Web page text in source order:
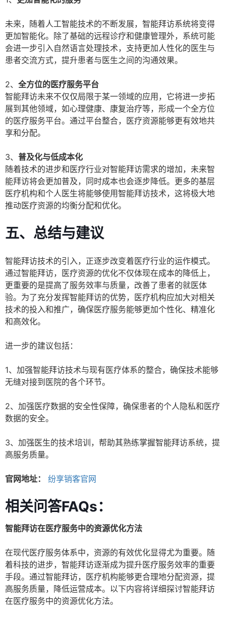
未来，随着人工智能技术的不断发展，智能拜访系统将变得
更加智能化。除了基础的远程诊疗和健康管理外，系统可能
会进一步引入自然语言处理技术，支持更加人性化的医生与
患者交流方式，提升患者与医生之间的沟通效果。
2、 全方位的医疗服务平台
智能拜访未来不仅仅局限于某一领域的应用，它将进一步拓
展到其他领域，如心理健康、康复治疗等，形成一个全方位
的医疗服务平台。通过平台整合，医疗资源能够更有效地共
享和分配。
3、 普及化与低成本化
随着技术的进步和医疗行业对智能拜访需求的增加，未来智
能拜访将会更加普及，同时成本也会逐步降低。更多的基层
医疗机构和个人医生将能够使用智能拜访技术，这将极大地
推动医疗资源的均衡分配和优化。
五、总结与建议
智能拜访技术的引入，正逐步改变着医疗行业的运作模式。
通过智能拜访，医疗资源的优化不仅体现在成本的降低上，
更重要的是提高了服务效率与质量，改善了患者的就医体
验。为了充分发挥智能拜访的优势，医疗机构应加大对相关
技术的投入和推广，确保医疗服务能够更加个性化、精准化
和高效化。
进一步的建议包括：
1、加强智能拜访技术与现有医疗体系的整合，确保技术能够
无缝对接到医院的各个环节。
2、加强医疗数据的安全性保障，确保患者的个人隐私和医疗
数据的安全。
3、加强医生的技术培训，帮助其熟练掌握智能拜访系统，提
高服务质量。
官网地址： 纷享销客官网
相关问答FAQs：
智能拜访在医疗服务中的资源优化方法
在现代医疗服务体系中，资源的有效优化显得尤为重要。随
着科技的进步，智能拜访逐渐成为提升医疗服务效率的重要
手段。通过智能拜访，医疗机构能够更合理地分配资源，提
高服务质量，降低运营成本。以下内容将详细探讨智能拜访
在医疗服务中的资源优化方法。